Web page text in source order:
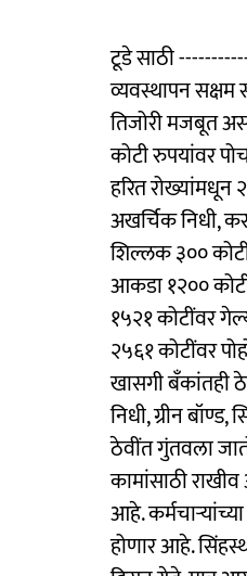
टूडे साठी
व्यवस्थापन सक्षम
तिजोरी मजबूत
कोटी रुपयांवर
हरित
अखर्चिक निधी,
शिल्लक ३००
आकडा १२००
१५२१ कोटींवर
२५६१ कोटींवर
खासगी बँकांतही
निधी, ग्रीन
ठेवींत गुंतवला
कामांसाठी
आहे.
होणार आहे.